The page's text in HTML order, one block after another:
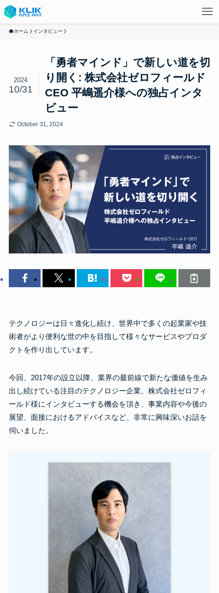
ホーム インタビュー
「勇者マインド」で新しい道を切
り開く: 株式会社ゼロフィールド
CEO 平嶋遥介様への独占インタ
ビュー
2024
10/31
October 31, 2024
テクノロジーは日々進化し続け、世界中で多くの起業家や技
術者がより便利な世の中を目指して様々なサービスやプロダ
クトを作り出しています。
今回、2017年の設立以降、業界の最前線で新たな価値を生み
出し続けている注目のテクノロジー企業、株式会社ゼロフィ
ールド様にインタビューする機会を頂き、事業内容や今後の
展望、面接におけるアドバイスなど、非常に興味深いお話を
伺いました。